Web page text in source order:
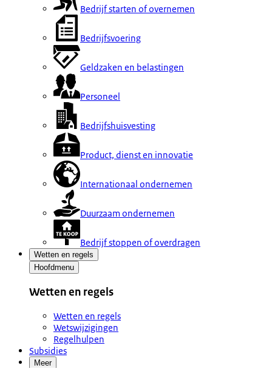
Bedrijf starten of overnemen
Bedrijfsvoering
Geldzaken en belastingen
Personeel
Bedrijfshuisvesting
Product, dienst en innovatie
Internationaal ondernemen
Duurzaam ondernemen
Bedrijf stoppen of overdragen
Wetten en regels
Hoofdmenu
Wetten en regels
Wetten en regels
Wetswijzigingen
Regelhulpen
Subsidies
Meer